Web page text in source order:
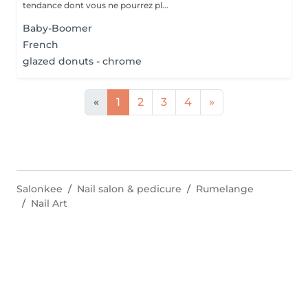
tendance dont vous ne pourrez pl...
Baby-Boomer
French
glazed donuts - chrome
« 1 2 3 4 »
Salonkee Nail salon & pedicure
Rumelange
Nail Art